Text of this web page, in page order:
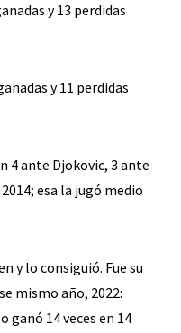
y 13 perdidas
y 11 perdidas
4 ante Djokovic, 3 ante
esa la jugó medio
y lo consiguió. Fue su
mismo año, 2022:
ganó 14 veces en 14